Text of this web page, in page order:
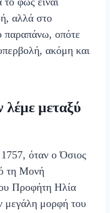
αλλά στο
παραπάνω, οπότε
ακόμη και
λέμε μεταξύ
1757, όταν ο Όσιος
τη Μονή
Προφήτη Ηλία
μεγάλη μορφή του